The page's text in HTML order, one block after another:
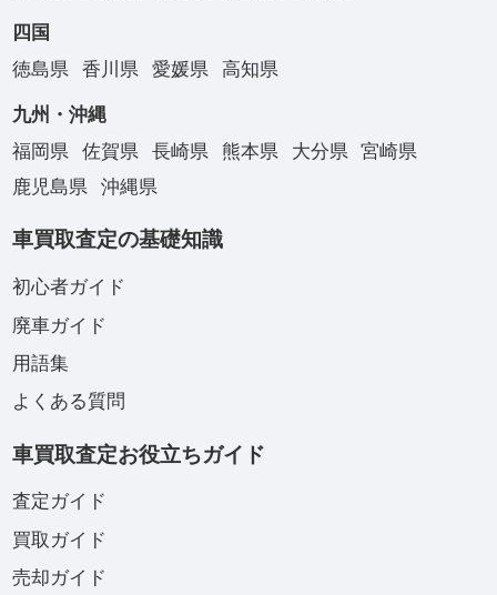
四国
徳島県
香川県 愛媛県 高知県
九州・沖縄
福岡県
佐賀県 長崎県 熊本県 大分県
宮崎県
鹿児島県
沖縄県
車買取査定の基礎知識
初心者ガイド
廃車ガイド
用語集
よくある質問
車買取査定お役立ちガイド
査定ガイド
買取ガイド
売却ガイド